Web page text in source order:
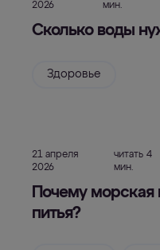
2026
мин.
Сколько воды
Здоровье
21 апреля
2026
читать 4
мин.
Почему морская
питья?